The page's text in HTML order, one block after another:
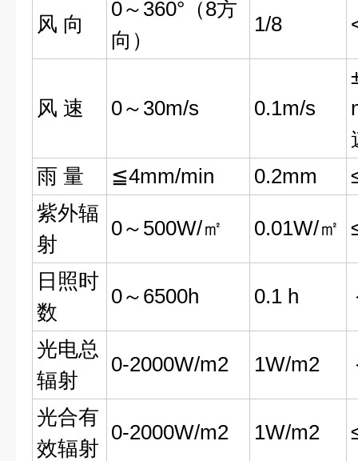
风 向
0～360°（8方
向）
1/8
风 速 0～30m/s 0.1m/s
雨 量
≦4mm/min 0.2mm
紫外辐
射
0～500W/㎡ 0.01W/㎡
日照时
数
0～6500h 0.1 h
光电总
辐射
0-2000W/m2 1W/m2
光合有
效辐射
0-2000W/m2 1W/m2